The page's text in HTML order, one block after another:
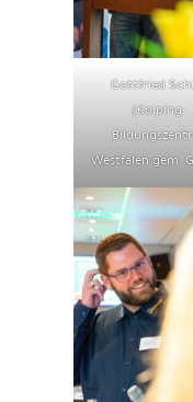
Gottfried
(Kolping-
Westfalen gem.